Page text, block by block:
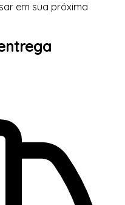
em sua próxima